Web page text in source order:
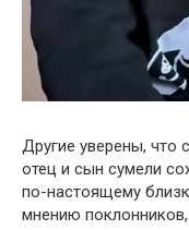
Другие уверены, что
отец и сын сумели
по-настоящему
мнению